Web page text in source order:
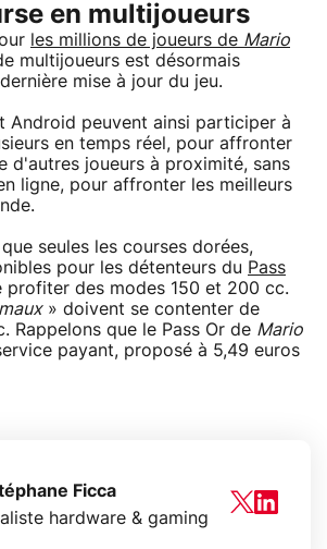
en multijoueurs
les millions de joueurs de Mario
multijoueurs est désormais
mise à jour du jeu.
Android peuvent ainsi participer à
en temps réel, pour affronter
d'autres joueurs à proximité, sans
ligne, pour affronter les meilleurs
seules les courses dorées,
pour les détenteurs du Pass
profiter des modes 150 et 200 cc.
» doivent se contenter de
Rappelons que le Pass Or de Mario
payant, proposé à 5,49 euros
Ficca
hardware & gaming